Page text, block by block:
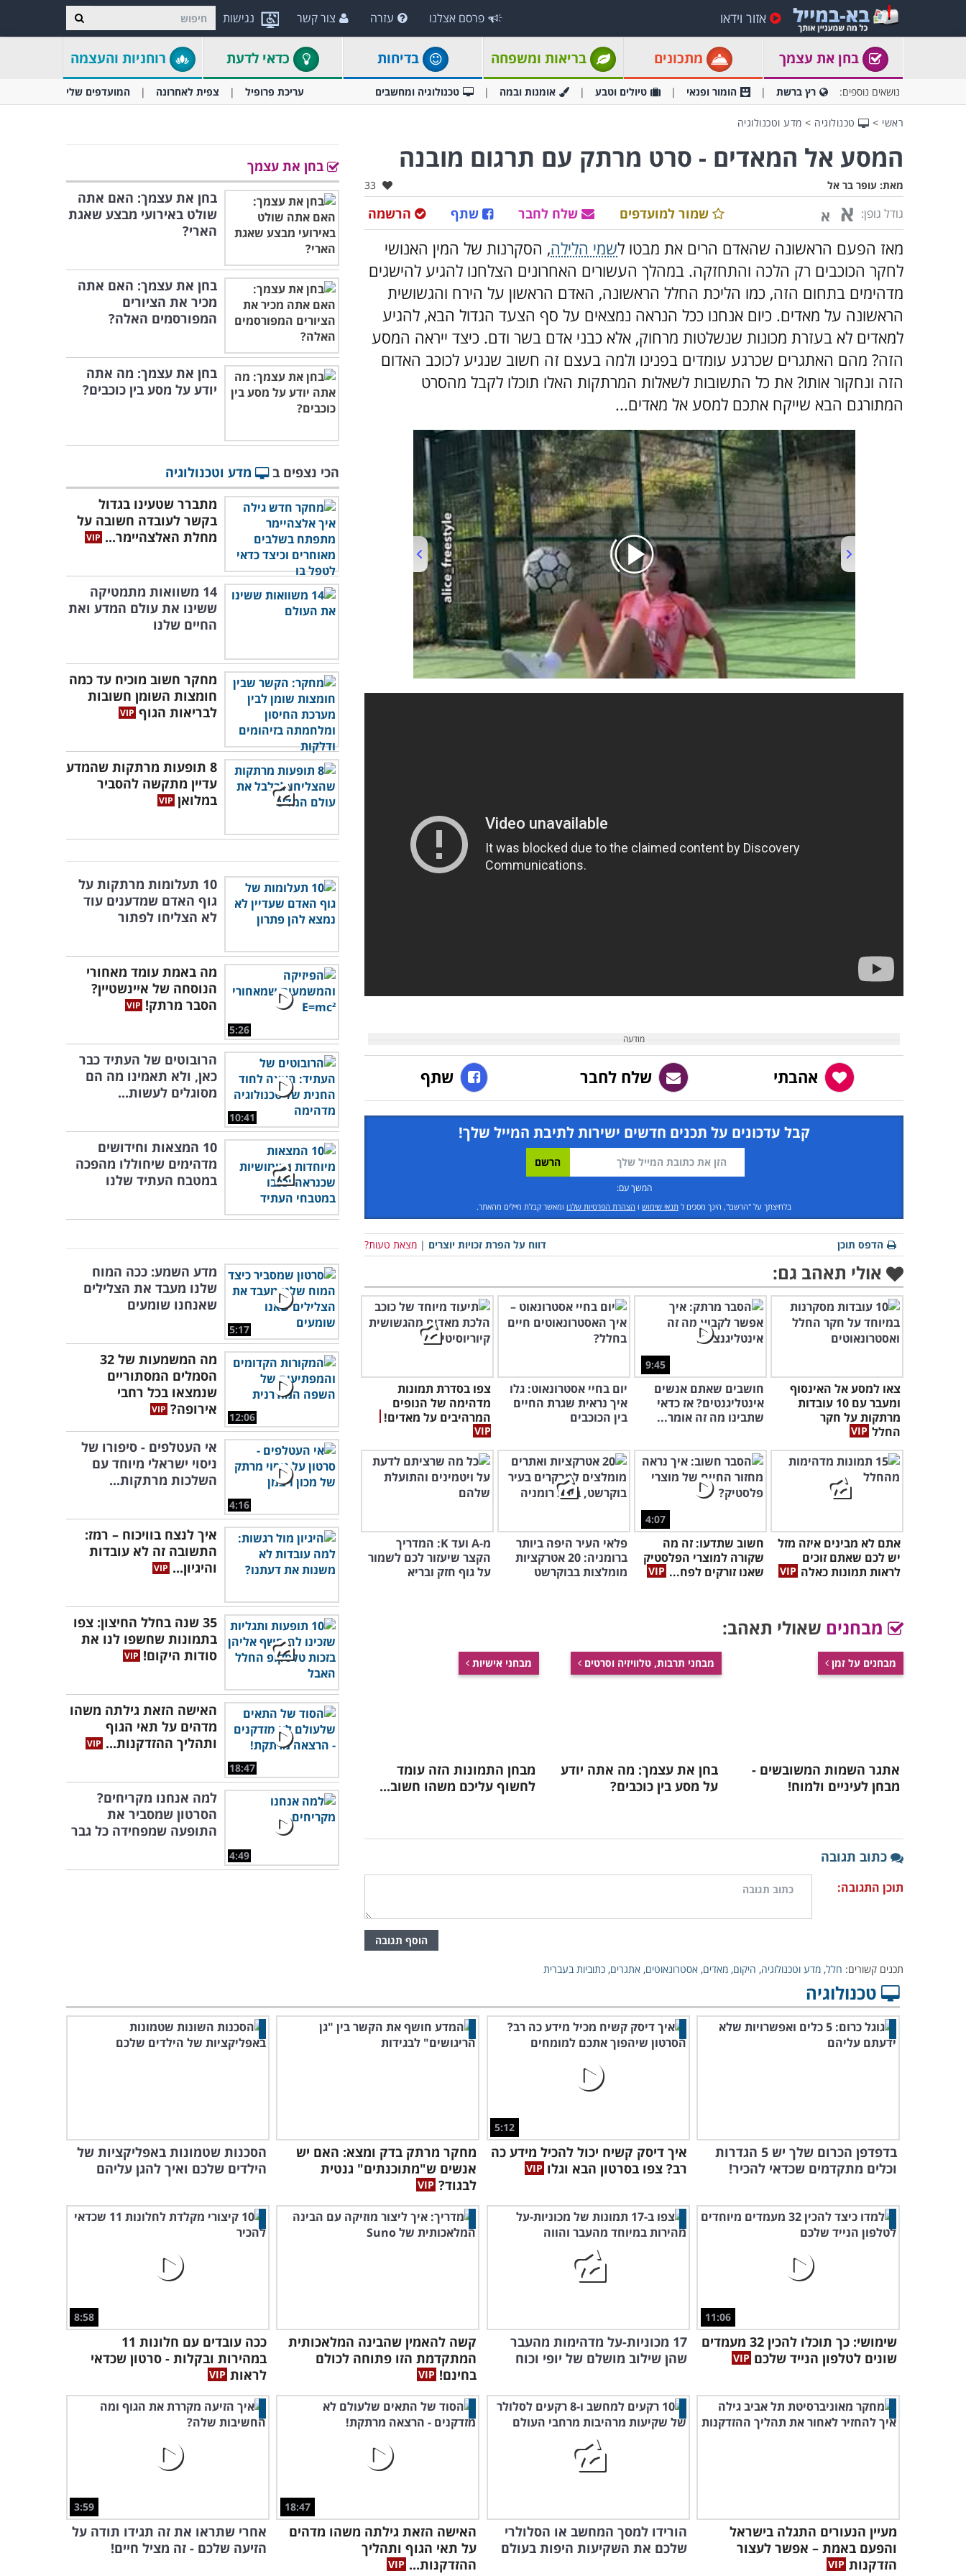
נגישות אזור וידאו פרסם אצלנו עזרה צור קשר
בחן את עצמך מתכונים בריאות ומשפחה בדיחות כדאי לדעת רוחניות והעצמה
נושאים נוספים: רץ ברשת הומור ופנאי טיולים וטבע אומנות ובמה טכנולוגיה ומחשבים עריכת פרופיל צפית לאחרונה המועדפים שלי
ראשי > טכנולוגיה > מדע וטכנולוגיה
המסע אל המאדים - סרט מרתק עם תרגום מובנה
מאת: עופר בר אל אהבו:
33
גודל גופן: א א הרשמה שתף שלח לחבר שמור למועדפים
מאז הפעם הראשונה שהאדם הרים את מבטו לשמי הלילה, הסקרנות של המין האנושי
לחקר הכוכבים רק הלכה והתחזקה. במהלך העשורים האחרונים הצלחנו להגיע להישגים
מדהימים בתחום הזה, כמו הליכת החלל הראשונה, האדם הראשון על הירח והגשושית
הראשונה על מאדים. כיום אנחנו ככל הנראה נמצאים על סף הצעד הגדול הבא, להגיע
למאדים לא בעזרת מכונות שנשלטות מרחוק, אלא כבני אדם בשר ודם. כיצד ייראה המסע
הזה? מהם האתגרים שכרגע עומדים בפנינו ולמה בעצם זה חשוב שנגיע לכוכב האדום
הזה ונחקור אותו? את כל התשובות לשאלות המרתקות האלו תוכלו לקבל מהסרט
המתורגם הבא שייקח אתכם למסע אל מאדים...
00:00 01:04
אהבתי שלח לחבר שתף
קבל עדכונים על תכנים חדשים ישירות לתיבת המייל שלך!
המשך עם:
בלחיצתך על "הרשם", הינך מסכים ל תנאי שימוש ו הצהרת הפרטיות שלנו ומאשר קבלת מיילים מהאתר.
דווח על הפרת זכויות יוצרים | מצאת טעות? הדפס תוכן
אולי תאהב גם:
צאו למסע אל האינסוף
ומעבר עם 10 עובדות
מרתקות על חקר
החלל
9:45
חושבים שאתם אנשים
אינטליגנטים? אז כדאי
שתבינו מה זה אומר...
יום בחיי אסטרונאוט: גלו
איך נראית שגרת החיים
בין הכוכבים
צפו בסדרת תמונות
מדהימה של הנופים
המרהיבים על מאדים!
אתם לא מבינים איזה מזל
יש לכם שאתם זוכים
לראות תמונות כאלה
4:07
חשוב שתדעו: זה מה
שקורה למוצרי הפלסטיק
שאנו זורקים לפח...
פלאי העיר היפה ביותר
ברומניה: 20 אטרקציות
מומלצות בבוקרשט
מ-A ועד K: המדריך
הקצר שיעזור לכם לשמור
על גוף חזק ובריא
מבחנים שאולי תאהב:
מבחנים על זמן
אתגר השמות המשובשים -
מבחן לעיניים ולמוח!
מבחני תרבות, טלוויזיה וסרטים
בחן את עצמך: מה אתה יודע
על מסע בין כוכבים?
מבחני אישיות
מבחן התמונות הזה עומד
לחשוף עליכם משהו חשוב...
כתוב תגובה
תוכן התגובה:
הוסף תגובה
תכנים קשורים: חלל, מדע וטכנולוגיה, היקום, מאדים, אסטרונאוטים, אתגרים, כתוביות בעברית
בחן את עצמך
בחן את עצמך: האם אתה
שולט באירועי מבצע שאגת
הארי?
בחן את עצמך: האם אתה
מכיר את הציורים
המפורסמים האלה?
בחן את עצמך: מה אתה
יודע על מסע בין כוכבים?
הכי נצפים ב
מדע וטכנולוגיה
מתברר שטעינו בגדול
בקשר לעובדה חשובה על
מחלת האלצהיימר...
14 משוואות מתמטיקה
ששינו את עולם המדע ואת
החיים שלנו
מחקר חשוב מוכיח עד כמה
חומצות השומן חשובות
לבריאות הגוף
8 תופעות מרתקות שהמדע
עדיין מתקשה להסביר
במלואן
10 תעלומות מרתקות על
גוף האדם שמדענים עוד
לא הצליחו לפתור
5:26
מה באמת עומד מאחורי
הנוסחה של איינשטיין?
הסבר מרתק!
10:41
הרובוטים של העתיד כבר
כאן, ולא תאמינו מה הם
מסוגלים לעשות...
10 המצאות וחידושים
מדהימים שיחוללו מהפכה
במטבח העתיד שלנו
5:17
מדע השמע: ככה המוח
שלנו מעבד את הצלילים
שאנחנו שומעים
12:06
מה המשמעות של 32
הסמלים המסתוריים
שנמצאו בכל רחבי
אירופה?
4:16
אי העטלפים - סיפורו של
ניסוי ישראלי מיוחד עם
השלכות מרתקות...
איך לנצח בוויכוח – רמז:
התשובה זה לא עובדות
והיגיון...
35 שנה בחלל החיצון: צפו
בתמונות שחשפו לנו את
סודות היקום!
18:47
האישה הזאת גילתה משהו
מדהים על תאי הגוף
ותהליך ההזדקנות...
4:49
למה אנחנו מקריחים?
הסרטון שמסביר את
התופעה שמפחידה כל גבר
טכנולוגיה
בדפדפן הכרום שלך יש 5 הגדרות
וכלים מתקדמים שכדאי להכיר!
5:12
איך דיסק קשיח יכול להכיל מידע כה
רב? צפו בסרטון הבא וגלו
מחקר מרתק בדק ומצא: האם יש
אנשים ש"מתוכנתים" גנטית
לבגוד?
הסכנות שטמונות באפליקציות של
הילדים שלכם ואיך להגן עליהם
11:06
שימושי: כך תוכלו להכין 32 מעמדים
שונים לטלפון הנייד שלכם
17 מכוניות-על מדהימות מהעבר
שהן שילוב מושלם של יופי וכוח
קשה להאמין שהבינה המלאכותית
המתקדמת הזו פתוחה לכולם
בחינם!
8:58
ככה עובדים עם חלונות 11
במהירות ובקלות - סרטון שכדאי
לראות
מעיין הנעורים התגלה בישראל
והפעם באמת – אפשר לעצור
הזדקנות
הורידו למסך המחשב או הסלולרי
שלכם את השקיעות היפות בעולם
18:47
האישה הזאת גילתה משהו מדהים
על תאי הגוף ותהליך
ההזדקנות...
3:59
אחרי שתראו את זה תגידו תודה על
הזיעה שלכם - זה מציל חיים!